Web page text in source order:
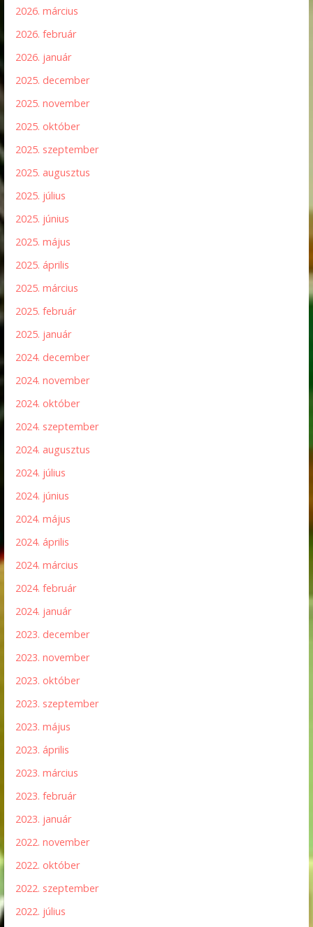
2026. március
2026. február
2026. január
2025. december
2025. november
2025. október
2025. szeptember
2025. augusztus
2025. július
2025. június
2025. május
2025. április
2025. március
2025. február
2025. január
2024. december
2024. november
2024. október
2024. szeptember
2024. augusztus
2024. július
2024. június
2024. május
2024. április
2024. március
2024. február
2024. január
2023. december
2023. november
2023. október
2023. szeptember
2023. május
2023. április
2023. március
2023. február
2023. január
2022. november
2022. október
2022. szeptember
2022. július